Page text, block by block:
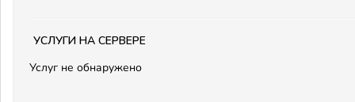
Услуги на сервере
Услуг не обнаружено